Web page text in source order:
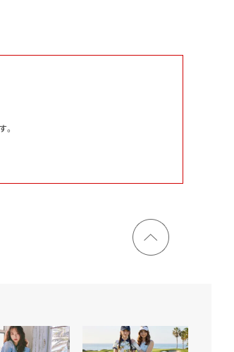
ページ
トップ